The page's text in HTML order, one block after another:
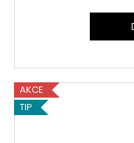
AKCE
TIP